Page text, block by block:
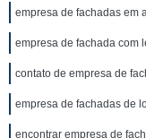
empresa de fachadas em
empresa de fachada com
contato de empresa de
empresa de fachadas de
encontrar empresa de